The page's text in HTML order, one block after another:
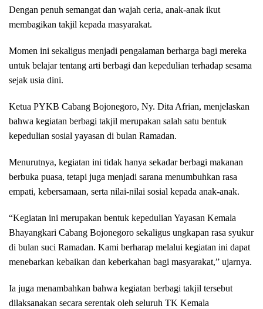
Dengan penuh semangat dan wajah ceria, anak-anak ikut
membagikan takjil kepada masyarakat.
Momen ini sekaligus menjadi pengalaman berharga bagi mereka
untuk belajar tentang arti berbagi dan kepedulian terhadap sesama
sejak usia dini.
Ketua PYKB Cabang Bojonegoro, Ny. Dita Afrian, menjelaskan
bahwa kegiatan berbagi takjil merupakan salah satu bentuk
kepedulian sosial yayasan di bulan Ramadan.
Menurutnya, kegiatan ini tidak hanya sekadar berbagi makanan
berbuka puasa, tetapi juga menjadi sarana menumbuhkan rasa
empati, kebersamaan, serta nilai-nilai sosial kepada anak-anak.
“Kegiatan ini merupakan bentuk kepedulian Yayasan Kemala
Bhayangkari Cabang Bojonegoro sekaligus ungkapan rasa syukur
di bulan suci Ramadan. Kami berharap melalui kegiatan ini dapat
menebarkan kebaikan dan keberkahan bagi masyarakat,” ujarnya.
Ia juga menambahkan bahwa kegiatan berbagi takjil tersebut
dilaksanakan secara serentak oleh seluruh TK Kemala